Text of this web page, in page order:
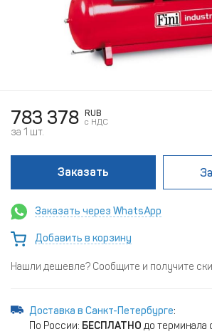
783 378
RUB
c НДС
за 1 шт.
Заказать
Заказать через WhatsApp
Добавить в корзину
Нашли дешевле? Сообщите и получите
Доставка в Санкт-Петербурге:
По России: БЕСПЛАТНО до терминала